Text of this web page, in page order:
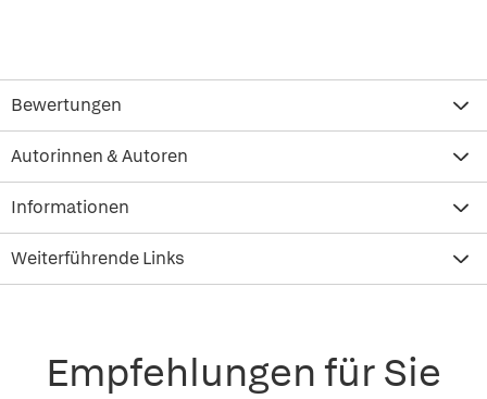
Bewertungen
Autorinnen & Autoren
Informationen
Weiterführende Links
Empfehlungen für Sie